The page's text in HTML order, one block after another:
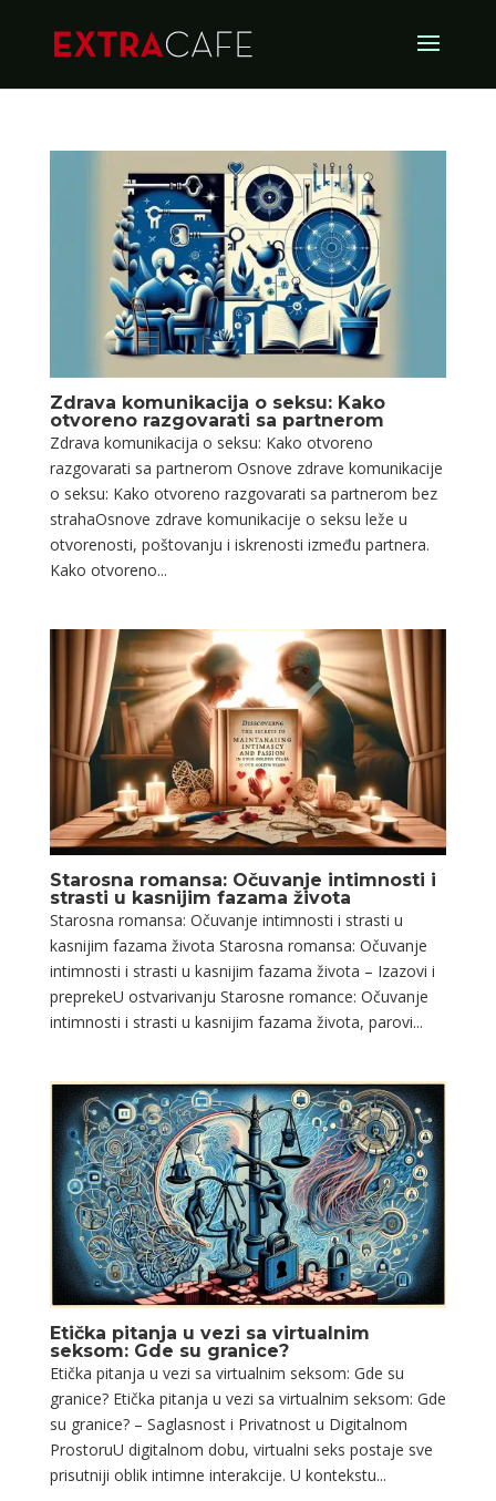
Zdrava komunikacija o seksu: Kako
otvoreno razgovarati sa partnerom
Zdrava komunikacija o seksu: Kako otvoreno
razgovarati sa partnerom Osnove zdrave komunikacije
o seksu: Kako otvoreno razgovarati sa partnerom bez
strahaOsnove zdrave komunikacije o seksu leže u
otvorenosti, poštovanju i iskrenosti između partnera.
Kako otvoreno...
Starosna romansa: Očuvanje intimnosti i
strasti u kasnijim fazama života
Starosna romansa: Očuvanje intimnosti i strasti u
kasnijim fazama života Starosna romansa: Očuvanje
intimnosti i strasti u kasnijim fazama života – Izazovi i
preprekeU ostvarivanju Starosne romance: Očuvanje
intimnosti i strasti u kasnijim fazama života, parovi...
Etička pitanja u vezi sa virtualnim
seksom: Gde su granice?
Etička pitanja u vezi sa virtualnim seksom: Gde su
granice? Etička pitanja u vezi sa virtualnim seksom: Gde
su granice? – Saglasnost i Privatnost u Digitalnom
ProstoruU digitalnom dobu, virtualni seks postaje sve
prisutniji oblik intimne interakcije. U kontekstu...